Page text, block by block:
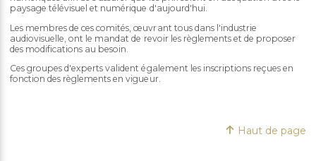
paysage télévisuel et numérique d'aujourd'hui.
Les membres de ces comités, œuvrant tous dans l'industrie
audiovisuelle, ont le mandat de revoir les règlements et de proposer
des modifications au besoin.
Ces groupes d'experts valident également les inscriptions reçues en
fonction des règlements en vigueur.
Haut de page